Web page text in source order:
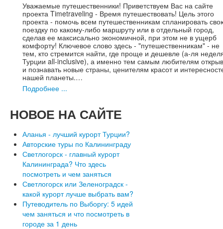
Уважаемые путешественники! Приветствуем Вас на сайте
проекта Timetraveling - Время путешествовать! Цель этого
проекта - помочь всем путешественникам спланировать
поездку по какому-либо маршруту или в отдельный город,
сделав ее максисально экономичной, при этом не в ущерб
комфорту! Ключевое слово здесь - "путешественникам" - не
тем, кто стремится найти, где проще и дешевле (а-ля
Турции all-inclusive), а именно тем самым любителям
и познавать новые страны, ценителям красот и
нашей планеты.…
Подробнее ...
НОВОЕ НА САЙТЕ
Аланья - лучший курорт Турции?
Авторские туры по Калининграду
Светлогорск - главный курорт
Калининграда? Что здесь
посмотреть и чем заняться
Светлогорск или Зеленоградск -
какой курорт лучше выбрать вам?
Путеводитель по Выборгу: 5 идей
чем заняться и что посмотреть в
городе за 1 день